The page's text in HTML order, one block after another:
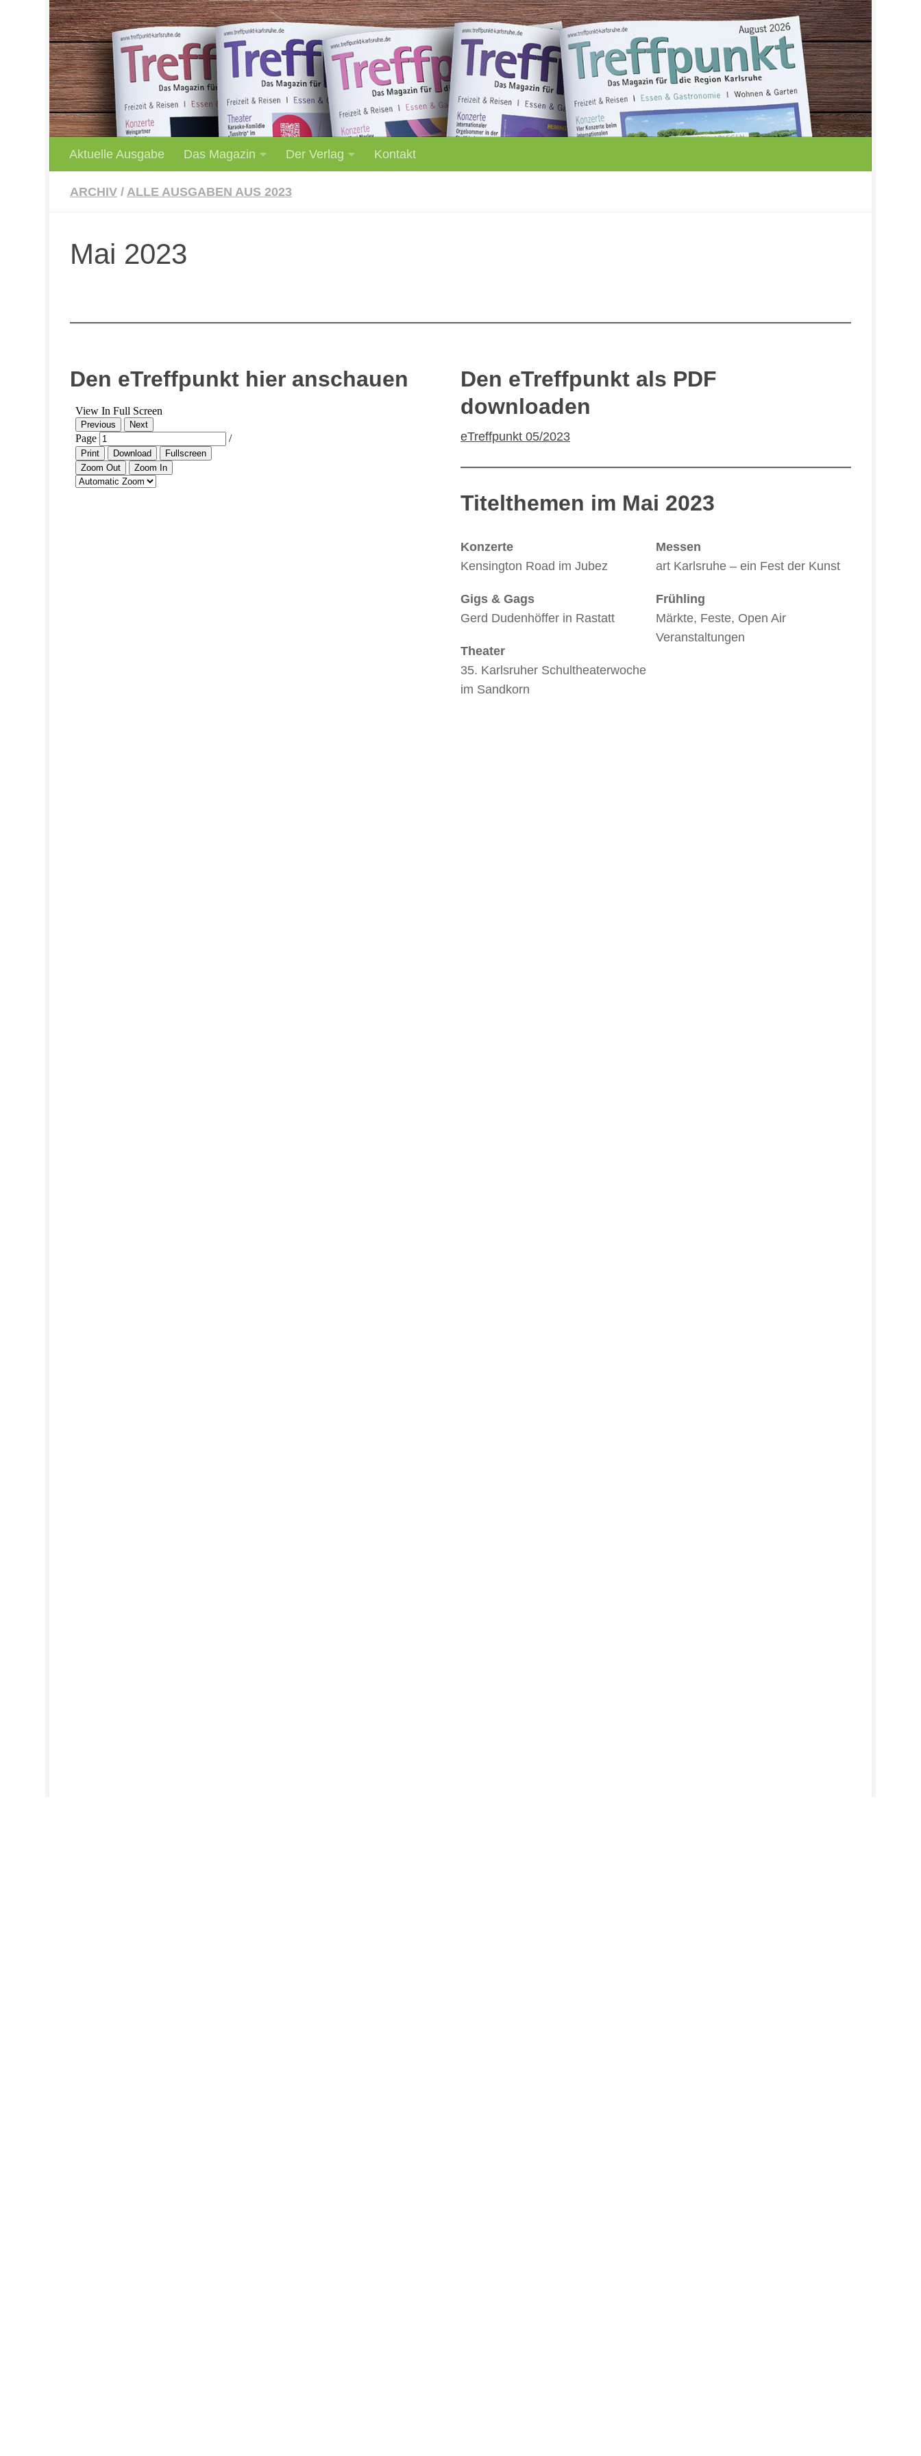
Unter dem Inhalt
Aktuelle Ausgabe Das Magazin Der Verlag Kontakt
ARCHIV / ALLE AUSGABEN AUS 2023
Mai 2023
Den eTreffpunkt hier anschauen
Den eTreffpunkt als PDF
downloaden
eTreffpunkt 05/2023
Titelthemen im Mai 2023
Konzerte
Kensington Road im Jubez
Gigs & Gags
Gerd Dudenhöffer in Rastatt
Theater
35. Karlsruher Schultheaterwoche
im Sandkorn
Messen
art Karlsruhe – ein Fest der Kunst
Frühling
Märkte, Feste, Open Air
Veranstaltungen